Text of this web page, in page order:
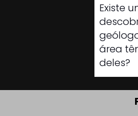
Existe
área
deles?